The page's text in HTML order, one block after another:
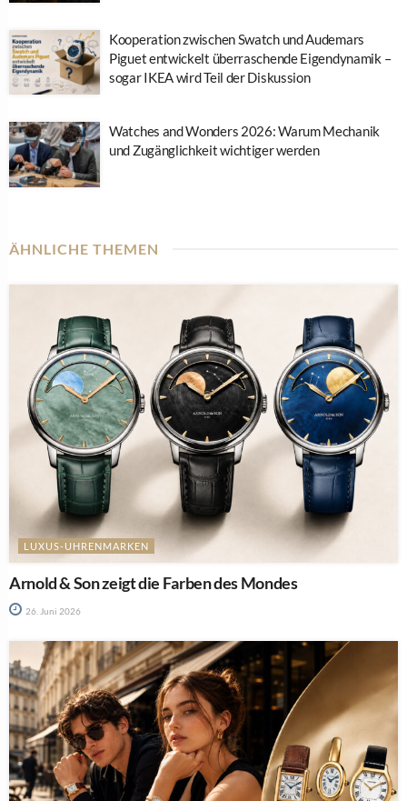
Kooperation zwischen Swatch und Audemars
Piguet entwickelt überraschende Eigendynamik –
sogar IKEA wird Teil der Diskussion
Watches and Wonders 2026: Warum Mechanik
und Zugänglichkeit wichtiger werden
ÄHNLICHE THEMEN
LUXUS-UHRENMARKEN
Arnold & Son zeigt die Farben des Mondes
26. Juni 2026